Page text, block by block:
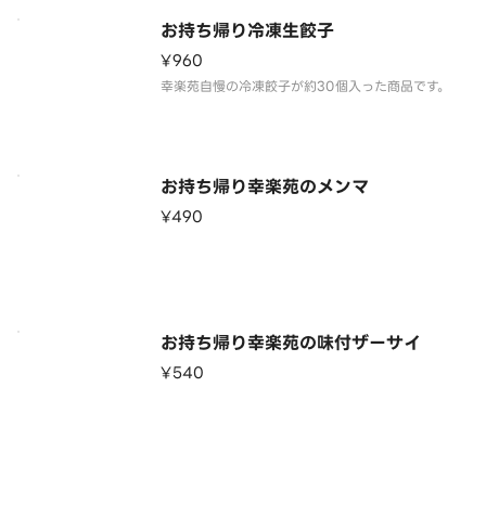
お持ち帰り冷凍生餃子
¥960
幸楽苑自慢の冷凍餃子が約30個入った商品です。
お持ち帰り幸楽苑のメンマ
¥490
お持ち帰り幸楽苑の味付ザーサイ
¥540